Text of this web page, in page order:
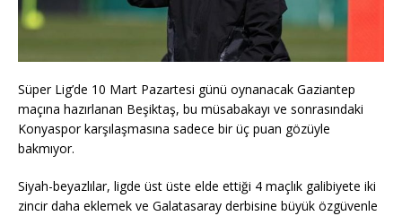
Süper Lig’de 10 Mart Pazartesi günü oynanacak Gaziantep
maçına hazırlanan Beşiktaş, bu müsabakayı ve sonrasındaki
Konyaspor karşılaşmasına sadece bir üç puan gözüyle
bakmıyor.
Siyah-beyazlılar, ligde üst üste elde ettiği 4 maçlık galibiyete iki
zincir daha eklemek ve Galatasaray derbisine büyük özgüvenle